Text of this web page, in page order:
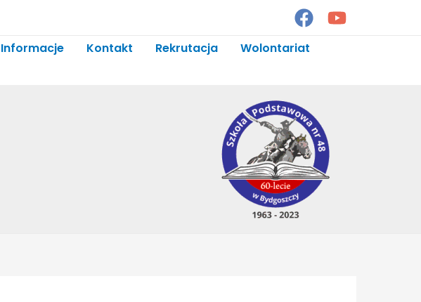
Informacje Kontakt Rekrutacja
Wolontariat